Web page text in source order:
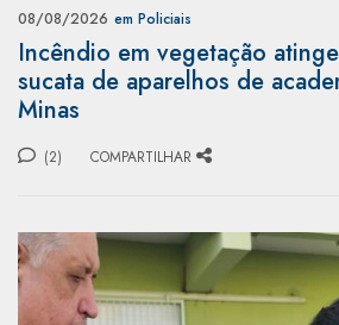
08/08/2026 em Policiais
Incêndio em vegetação
sucata de aparelhos de
Minas
(2) COMPARTILHAR